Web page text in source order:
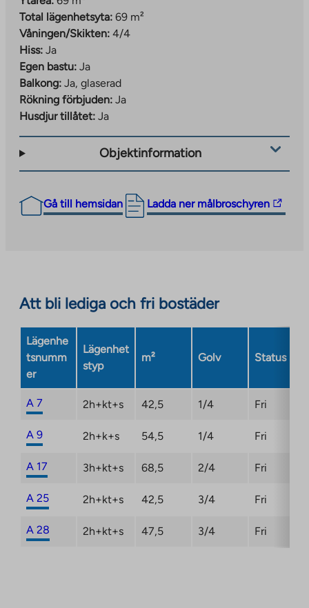
Total lägenhetsyta: 69 m²
Våningen/Skikten: 4/4
Hiss: Ja
Egen bastu: Ja
Balkong: Ja, glaserad
Rökning förbjuden: Ja
Husdjur tillåtet: Ja
Objektinformation
Gå till hemsidan Ladda ner målbroschyren
The
link
external
opens
a
new
Att bli lediga och fri bostäder
Lägenhe
tsnumm
er
Lägenhet
styp
m² Golv Status
A 7 2h+kt+s 42,5 1/4 Fri
A 9 2h+k+s 54,5 1/4 Fri
A 17 3h+kt+s 68,5 2/4 Fri
A 25 2h+kt+s 42,5 3/4 Fri
A 28 2h+kt+s 47,5 3/4 Fri